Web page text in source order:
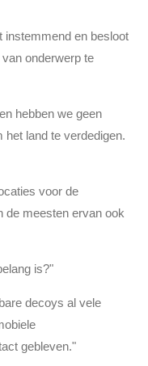
instemmend en besloot
onderwerp te
hebben we geen
land te verdedigen.
voor de
de meesten ervan ook
is?"
decoys al vele
gebleven."